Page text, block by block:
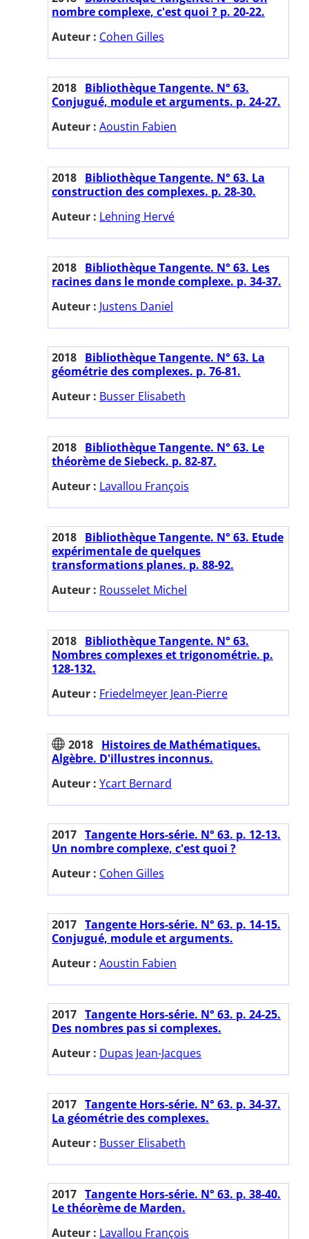
nombre complexe, c'est quoi ? p. 20-22.
Auteur : Cohen Gilles
2018 Bibliothèque Tangente. N° 63.
Conjugué, module et arguments. p. 24-27.
Auteur : Aoustin Fabien
2018 Bibliothèque Tangente. N° 63. La
construction des complexes. p. 28-30.
Auteur : Lehning Hervé
2018 Bibliothèque Tangente. N° 63. Les
racines dans le monde complexe. p. 34-37.
Auteur : Justens Daniel
2018 Bibliothèque Tangente. N° 63. La
géométrie des complexes. p. 76-81.
Auteur : Busser Elisabeth
2018 Bibliothèque Tangente. N° 63. Le
théorème de Siebeck. p. 82-87.
Auteur : Lavallou François
2018 Bibliothèque Tangente. N° 63. Etude
expérimentale de quelques
transformations planes. p. 88-92.
Auteur : Rousselet Michel
2018 Bibliothèque Tangente. N° 63.
Nombres complexes et trigonométrie. p.
128-132.
Auteur : Friedelmeyer Jean-Pierre
2018 Histoires de Mathématiques.
Algèbre. D'illustres inconnus.
Auteur : Ycart Bernard
2017 Tangente Hors-série. N° 63. p. 12-13.
Un nombre complexe, c'est quoi ?
Auteur : Cohen Gilles
2017 Tangente Hors-série. N° 63. p. 14-15.
Conjugué, module et arguments.
Auteur : Aoustin Fabien
2017 Tangente Hors-série. N° 63. p. 24-25.
Des nombres pas si complexes.
Auteur : Dupas Jean-Jacques
2017 Tangente Hors-série. N° 63. p. 34-37.
La géométrie des complexes.
Auteur : Busser Elisabeth
2017 Tangente Hors-série. N° 63. p. 38-40.
Le théorème de Marden.
Auteur : Lavallou François